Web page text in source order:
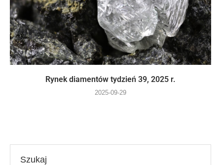
Rynek diamentów tydzień 39, 2025 r.
2025-09-29
Szukaj